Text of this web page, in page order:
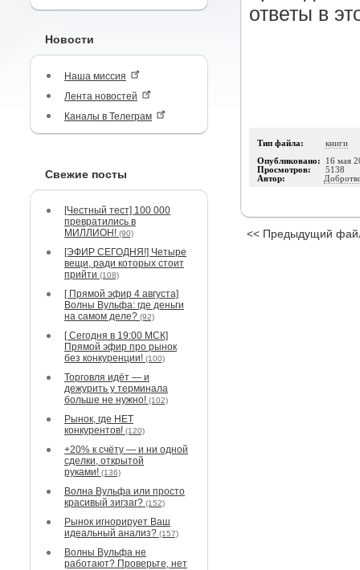
Новости
Наша миссия
Лента новостей
Каналы в Телеграм
Свежие посты
[Честный тест] 100 000
превратились в
МИЛЛИОН! (90)
[ЭФИР СЕГОДНЯ!] Четыре
вещи, ради которых стоит
прийти (108)
[ Прямой эфир 4 августа]
Волны Вульфа: где деньги
на самом деле? (92)
[ Сегодня в 19:00 МСК]
Прямой эфир про рынок
без конкуренции! (100)
Торговля идёт — и
дежурить у терминала
больше не нужно! (102)
Рынок, где НЕТ
конкурентов! (120)
+20% к счёту — и ни одной
сделки, открытой
руками! (136)
Волна Вульфа или просто
красивый зигзаг? (152)
Рынок игнорирует Ваш
идеальный анализ? (157)
Волны Вульфа не
работают? Проверьте, нет
ответы в
Тип файла: книги
Опубликовано: 16 мая
Просмотров: 5138
Автор:
<< Предыдущий